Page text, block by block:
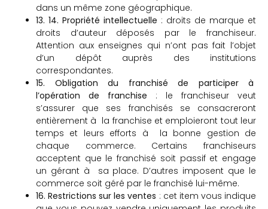
dans un même zone géographique.
13. 14. Propriété intellectuelle : droits de marque et
droits d’auteur déposés par le franchiseur.
Attention aux enseignes qui n’ont pas fait l’objet
d’un dépôt auprès des institutions
correspondantes.
15. Obligation du franchisé de participer à
l’opération de franchise : le franchiseur veut
s’assurer que ses franchisés se consacreront
entièrement à la franchise et emploieront tout leur
temps et leurs efforts à la bonne gestion de
chaque commerce. Certains franchiseurs
acceptent que le franchisé soit passif et engage
un gérant à sa place. D’autres imposent que le
commerce soit géré par le franchisé lui-même.
16. Restrictions sur les ventes : cet item vous indique